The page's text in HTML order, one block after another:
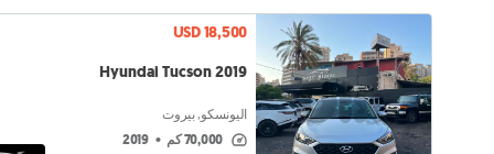
USD 18,500
Hyundai Tucson 2019
اليونسكو, بيروت
70,000 كم •
2019